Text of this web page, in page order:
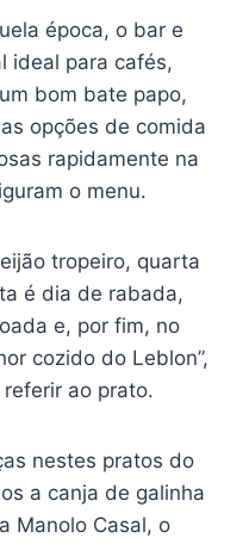
época, o bar e
ideal para cafés,
bom bate papo,
opções de comida
rapidamente na
o menu.
tropeiro, quarta
é dia de rabada,
e, por fim, no
cozido do Leblon”,
ao prato.
nestes pratos do
a canja de galinha
Manolo Casal, o